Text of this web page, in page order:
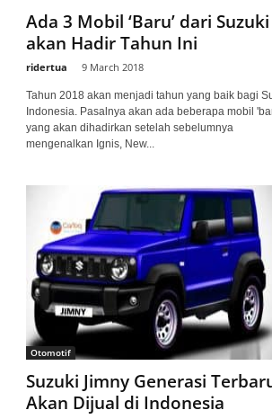
Ada 3 Mobil ‘Baru’ dari Suzuki
akan Hadir Tahun Ini
ridertua 9 March 2018
Tahun 2018 akan menjadi tahun yang baik bagi
Indonesia. Pasalnya akan ada beberapa mobil
yang akan dihadirkan setelah sebelumnya
mengenalkan Ignis, New...
Otomotif
Suzuki Jimny Generasi
Akan Dijual di Indonesia